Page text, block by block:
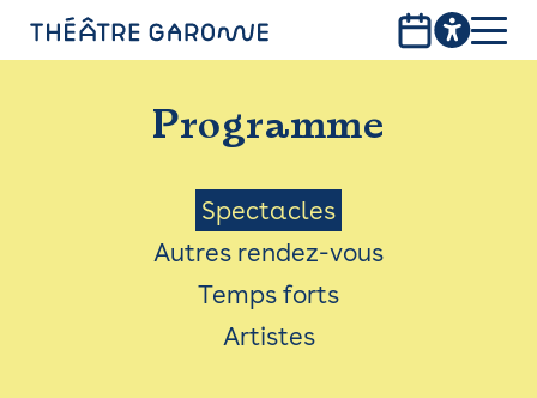
PROGRAMME
INFOS PRATIQUES
AVEC LES PUBLICS
ACCESSIBILITÉ
LES PRODUCTIONS
Programme
Menu
Saison
Spectacles
Autres rendez-vous
Temps forts
Artistes